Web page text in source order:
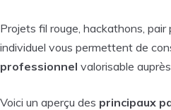
Projets fil rouge, hackathons,
individuel vous permettent de
professionnel valorisable
Voici un aperçu des principaux